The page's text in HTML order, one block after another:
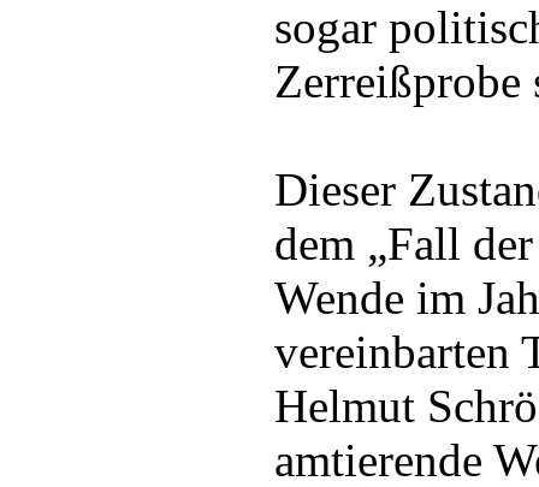
sogar
Zerreißprobe
Dieser
dem „Fall
Wende im
vereinbarten
Helmut
amtierende